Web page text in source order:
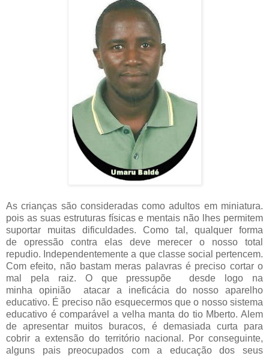
As crianças são consideradas como adultos em miniatura.
pois as suas estruturas físicas e mentais não lhes permitem
suportar muitas dificuldades. Como tal, qualquer forma
de opressão contra elas deve merecer o nosso total
repudio. Independentemente a que classe social pertencem.
Com efeito, não bastam meras palavras é preciso cortar o
mal pela raiz. O que pressupõe desde logo na
minha opinião atacar a ineficácia do nosso aparelho
educativo. É preciso não esquecermos que o nosso sistema
educativo é comparável a velha manta do tio Mberto. Alem
de apresentar muitos buracos, é demasiada curta para
cobrir a extensão do território nacional. Por conseguinte,
alguns pais preocupados com a educação dos seus